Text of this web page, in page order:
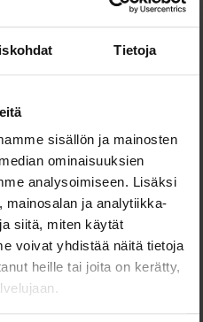
Tietoja
sisällön ja mainosten
ominaisuuksien
analysoimiseen. Lisäksi
mainosalan ja analytiikka-
siitä, miten käytät
voivat yhdistää näitä tietoja
heille tai joita on kerätty,
Ei
Ei
Ei
Ei
Ei
Ei
Ei
Ei